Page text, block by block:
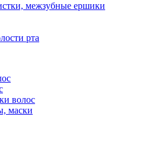
межзубные ершики
рта
волос
маски